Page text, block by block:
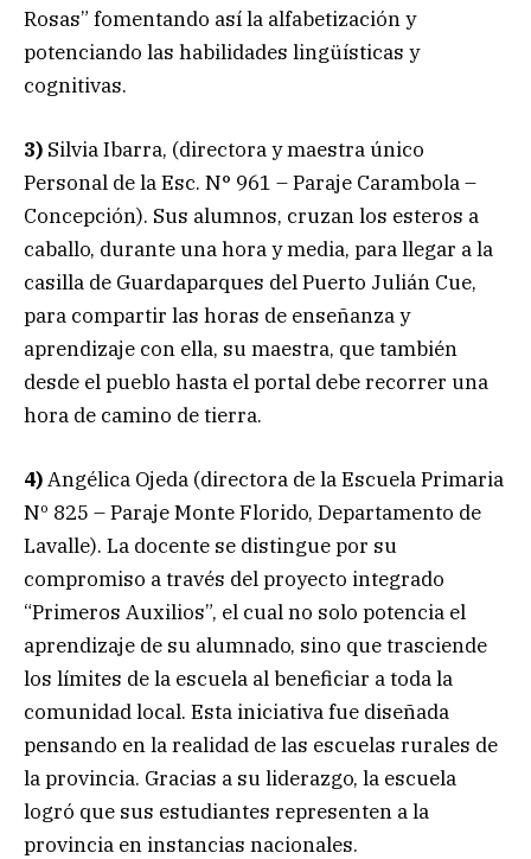
Rosas” fomentando así la alfabetización y
potenciando las habilidades lingüísticas y
cognitivas.
3) Silvia Ibarra, (directora y maestra único
Personal de la Esc. N° 961 – Paraje Carambola –
Concepción). Sus alumnos, cruzan los esteros a
caballo, durante una hora y media, para llegar a la
casilla de Guardaparques del Puerto Julián Cue,
para compartir las horas de enseñanza y
aprendizaje con ella, su maestra, que también
desde el pueblo hasta el portal debe recorrer una
hora de camino de tierra.
4)Angélica Ojeda (directora de la Escuela Primaria
Nº 825 – Paraje Monte Florido, Departamento de
Lavalle). La docente se distingue por su
compromiso a través del proyecto integrado
“Primeros Auxilios”, el cual no solo potencia el
aprendizaje de su alumnado, sino que trasciende
los límites de la escuela al beneficiar a toda la
comunidad local. Esta iniciativa fue diseñada
pensando en la realidad de las escuelas rurales de
la provincia. Gracias a su liderazgo, la escuela
logró que sus estudiantes representen a la
provincia en instancias nacionales.